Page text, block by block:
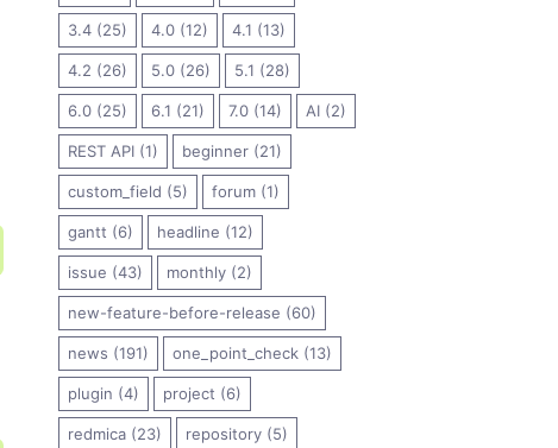
3.4 (25) 4.0 (12) 4.1 (13)
4.2 (26) 5.0 (26) 5.1 (28)
6.0 (25) 6.1 (21) 7.0 (14) AI (2)
REST API (1) beginner (21)
custom_field (5) forum (1)
gantt (6) headline (12)
issue (43) monthly (2)
new-feature-before-release (60)
news (191) one_point_check (13)
plugin (4) project (6)
redmica (23) repository (5)